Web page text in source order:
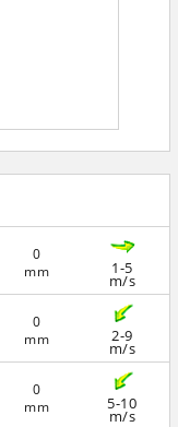
0
mm
0
mm
0
mm
1-5
m/s
2-9
m/s
5-10
m/s